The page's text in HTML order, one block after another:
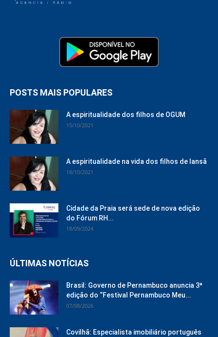
POSTS MAIS POPULARES
A espiritualidade dos filhos de OGUM
15/10/2021
A espiritualidade na vida dos filhos de Iansã
18/10/2021
Cidade da Praia será sede de nova edição
do Fórum RH...
18/09/2024
ÚLTIMAS NOTÍCIAS
Brasil: Governo de Pernambuco anuncia 3ª
edição do “Festival Pernambuco Meu...
07/08/2026
Covilhã: Especialista imobiliário português